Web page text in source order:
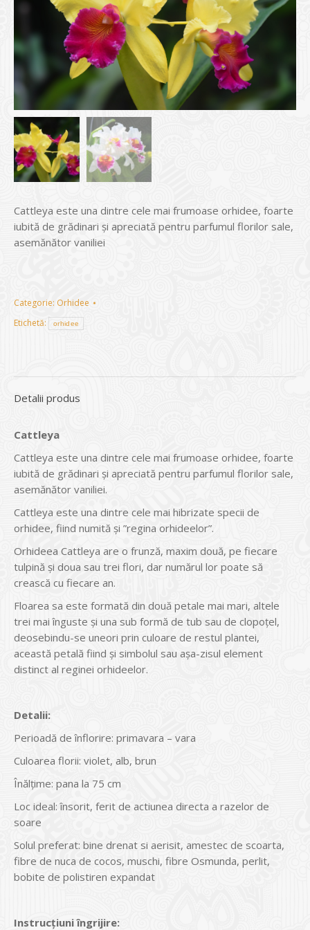
Cattleya este una dintre cele mai frumoase orhidee, foarte
iubită de grădinari și apreciată pentru parfumul florilor sale,
asemănător vaniliei
Categorie: Orhidee
Etichetă:
orhidee
Detalii produs
Cattleya
Cattleya este una dintre cele mai frumoase orhidee, foarte
iubită de grădinari și apreciată pentru parfumul florilor sale,
asemănător vaniliei.
Cattleya este una dintre cele mai hibrizate specii de
orhidee, fiind numită și ”regina orhideelor”.
Orhideea Cattleya are o frunză, maxim două, pe fiecare
tulpină și doua sau trei flori, dar numărul lor poate să
crească cu fiecare an.
Floarea sa este formată din două petale mai mari, altele
trei mai înguste și una sub formă de tub sau de clopoțel,
deosebindu-se uneori prin culoare de restul plantei,
această petală fiind și simbolul sau așa-zisul element
distinct al reginei orhideelor.
Detalii:
Perioadă de înflorire: primavara – vara
Culoarea florii: violet, alb, brun
Înălțime: pana la 75 cm
Loc ideal: însorit, ferit de actiunea directa a razelor de
soare
Solul preferat: bine drenat si aerisit, amestec de scoarta,
fibre de nuca de cocos, muschi, fibre Osmunda, perlit,
bobite de polistiren expandat
Instrucțiuni îngrijire: